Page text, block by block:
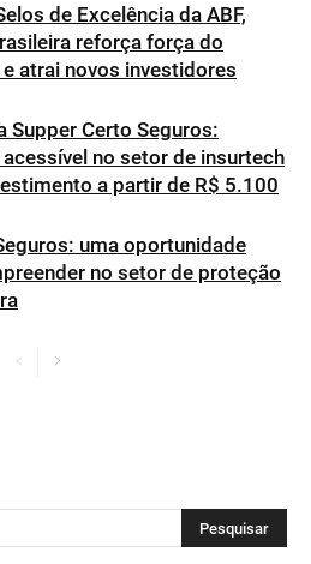
de Excelência da ABF,
reforça força do
atrai novos investidores
Supper Certo Seguros:
no setor de insurtech
a partir de R$ 5.100
uma oportunidade
no setor de proteção